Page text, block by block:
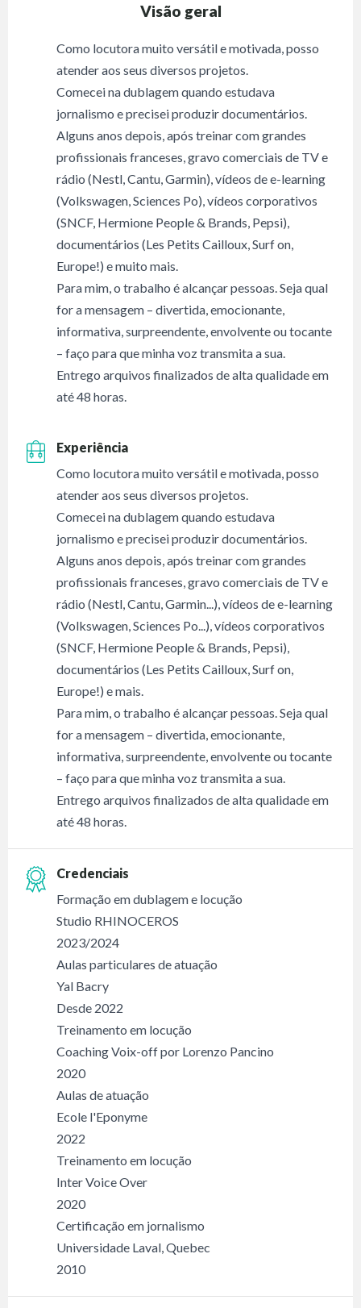
Visão geral
Como locutora muito versátil e motivada, posso
atender aos seus diversos projetos.
Comecei na dublagem quando estudava
jornalismo e precisei produzir documentários.
Alguns anos depois, após treinar com grandes
profissionais franceses, gravo comerciais de TV e
rádio (Nestl, Cantu, Garmin), vídeos de e-learning
(Volkswagen, Sciences Po), vídeos corporativos
(SNCF, Hermione People & Brands, Pepsi),
documentários (Les Petits Cailloux, Surf on,
Europe!) e muito mais.
Para mim, o trabalho é alcançar pessoas. Seja qual
for a mensagem – divertida, emocionante,
informativa, surpreendente, envolvente ou tocante
– faço para que minha voz transmita a sua.
Entrego arquivos finalizados de alta qualidade em
até 48 horas.
Experiência
Como locutora muito versátil e motivada, posso
atender aos seus diversos projetos.
Comecei na dublagem quando estudava
jornalismo e precisei produzir documentários.
Alguns anos depois, após treinar com grandes
profissionais franceses, gravo comerciais de TV e
rádio (Nestl, Cantu, Garmin...), vídeos de e-learning
(Volkswagen, Sciences Po...), vídeos corporativos
(SNCF, Hermione People & Brands, Pepsi),
documentários (Les Petits Cailloux, Surf on,
Europe!) e mais.
Para mim, o trabalho é alcançar pessoas. Seja qual
for a mensagem – divertida, emocionante,
informativa, surpreendente, envolvente ou tocante
– faço para que minha voz transmita a sua.
Entrego arquivos finalizados de alta qualidade em
até 48 horas.
Credenciais
Formação em dublagem e locução
Studio RHINOCEROS
2023/2024
Aulas particulares de atuação
Yal Bacry
Desde 2022
Treinamento em locução
Coaching Voix-off por Lorenzo Pancino
2020
Aulas de atuação
Ecole l'Eponyme
2022
Treinamento em locução
Inter Voice Over
2020
Certificação em jornalismo
Universidade Laval, Quebec
2010